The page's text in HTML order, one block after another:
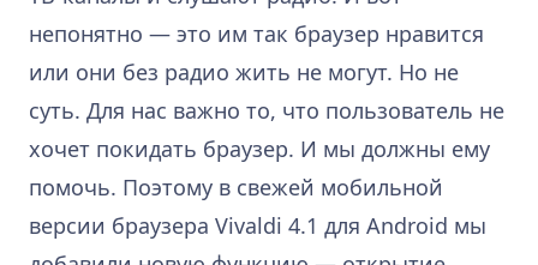
непонятно — это им так браузер нравится
или они без радио жить не могут. Но не
суть. Для нас важно то, что пользователь не
хочет покидать браузер. И мы должны ему
помочь. Поэтому в свежей мобильной
версии браузера Vivaldi 4.1 для Android мы